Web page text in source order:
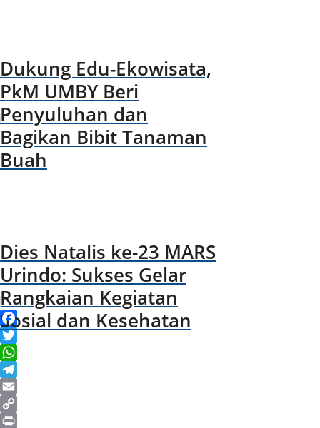
Dukung Edu-Ekowisata,
PkM UMBY Beri
Penyuluhan dan
Bagikan Bibit Tanaman
Buah
Dies Natalis ke-23 MARS
Urindo: Sukses Gelar
Rangkaian Kegiatan
Sosial dan Kesehatan
F
a
c
e
b
o
T
w
i
t
t
W
h
a
t
T
e
l
E
m
C